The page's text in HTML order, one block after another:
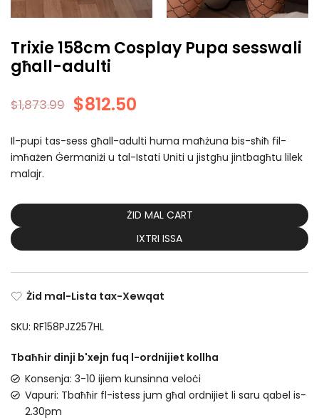
Trixie 158cm Cosplay Pupa sesswali
għall-adulti
$1,873.99 $812.50
Il-pupi tas-sess għall-adulti huma maħżuna bis-sħiħ fil-
imħażen Ġermaniżi u tal-Istati Uniti u jistgħu jintbagħtu lilek
malajr.
ŻID MAL CART
IXTRI ISSA
Żid mal-Lista tax-Xewqat
SKU: RF158PJZ257HL
Tbaħħir dinji b'xejn fuq l-ordnijiet kollha
Konsenja: 3-10 ijiem kunsinna veloċi
Vapuri: Tbaħħir fl-istess jum għal ordnijiet li saru qabel is-
2.30pm